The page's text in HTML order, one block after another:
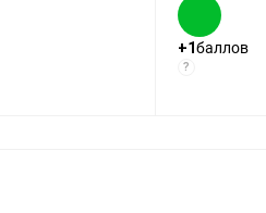
+1баллов
?